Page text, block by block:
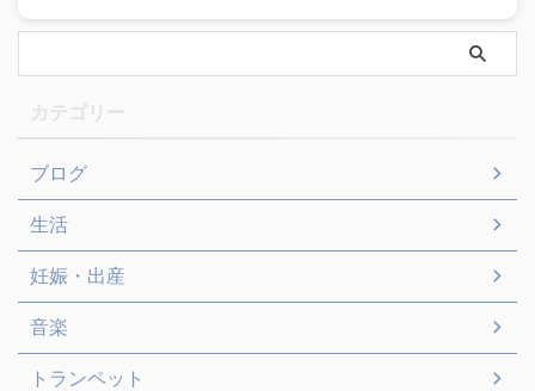
ブログ
生活
妊娠・出産
音楽
トランペット